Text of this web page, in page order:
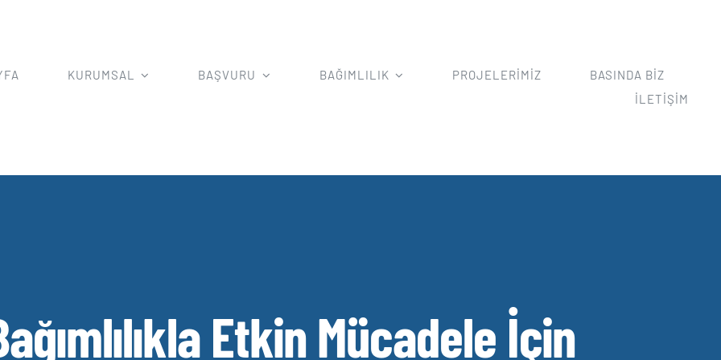
KURUMSAL BAŞVURU BAĞIMLILIK PROJELERİMİZ
BASINDA BİZ
İLETİŞİM
Etkin Mücadele İçin